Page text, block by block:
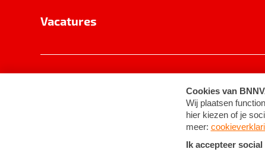
Vacatures
Cookie-instellingen